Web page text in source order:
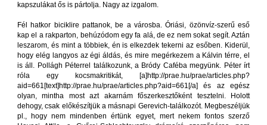
kapszulákat ős is pártolja. Nagy az izgalom.
Fél hatkor biciklire pattanok, be a városba. Óriási, özönvíz-szerű eső
kap el a rakparton, behúzódom egy fa alá, de ez nem sokat segít. Aztán
leszarom, és mint a többiek, én is elkezdek tekerni az esőben. Kiderül,
hogy elég langyos az égi áldás, és mire megérkezem a Kálvin térre, el
is áll. Pollágh Péterrel találkozunk, a Bródy Caféba megyünk. Péter írt
róla egy kocsmakritikát, [a]http://prae.hu/prae/articles.php?
aid=661[text]http://prae.hu/prae/articles.php?aid=661[/a] és az egész
olyan, mintha most azt akarnám főszerkesztőként tesztelni. Holott
dehogy, csak előkészítjük a másnapi Gerevich-találkozót. Megbeszéljük
pl., hogy nem mindenben értünk egyet, mert nekem fontos szerző